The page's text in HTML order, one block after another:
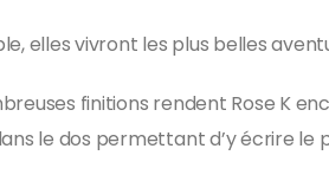
elles vivront les plus belles
finitions rendent Rose K
le dos permettant d’y écrire